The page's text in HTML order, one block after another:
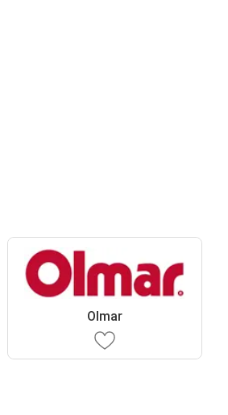
Olmar